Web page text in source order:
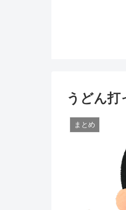
うどん打
まとめ